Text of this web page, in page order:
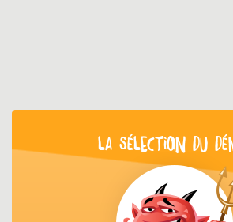
LA SÉLECTION DU